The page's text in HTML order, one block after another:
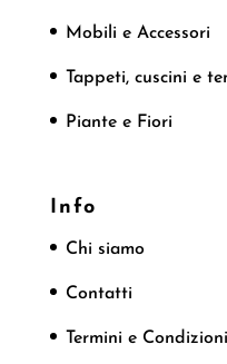
Mobili e Accessori
Tappeti, cuscini e
Piante e Fiori
Info
Chi siamo
Contatti
Termini e Condizioni